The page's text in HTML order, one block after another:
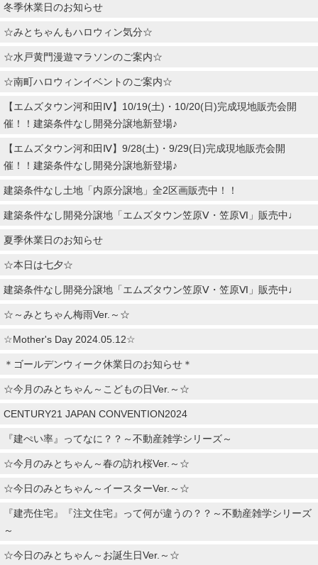
冬季休業日のお知らせ
☆みとちゃんもハロウィン気分☆
☆水戸黄門漫遊マラソンのご案内☆
☆南町ハロウィンイベントのご案内☆
【エムズタウン河和田Ⅳ】10/19(土)・10/20(日)完成現地販売会開
催！！建築条件なし開発分譲地新登場♪
【エムズタウン河和田Ⅳ】9/28(土)・9/29(日)完成現地販売会開
催！！建築条件なし開発分譲地新登場♪
建築条件なし土地「内原分譲地」全2区画販売中！！
建築条件なし開発分譲地「エムズタウン笠原Ⅴ・笠原Ⅵ」販売中♩
夏季休業日のお知らせ
☆本日は七夕☆
建築条件なし開発分譲地「エムズタウン笠原Ⅴ・笠原Ⅵ」販売中♩
☆～みとちゃん梅雨Ver.～☆
☆Mother's Day 2024.05.12☆
＊ゴールデンウィーク休業日のお知らせ＊
☆今月のみとちゃん～こどもの日Ver.～☆
CENTURY21 JAPAN CONVENTION2024
『建ぺい率』ってなに？？～不動産雑学シリーズ～
☆今月のみとちゃん～春の訪れ桜Ver.～☆
☆今日のみとちゃん～イースターVer.～☆
『建売住宅』『注文住宅』って何が違うの？？～不動産雑学シリーズ
～
☆今日のみとちゃん～お誕生日Ver.～☆